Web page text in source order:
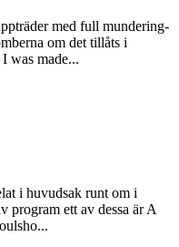
med full mundering-
om det tillåts i
was made...
i huvudsak runt om i
program ett av dessa är A